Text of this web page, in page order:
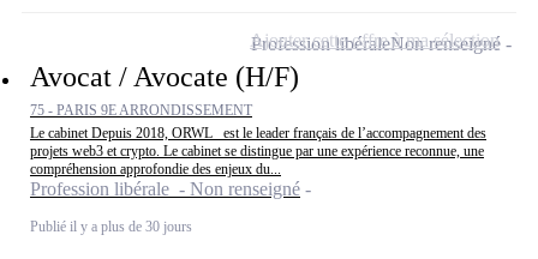
Avocat / Avocate (H/F)
75 - PARIS 9E ARRONDISSEMENT
Le cabinet Depuis 2018, ORWL_ est le leader français de l’accompagnement des
projets web3 et crypto. Le cabinet se distingue par une expérience reconnue, une
compréhension approfondie des enjeux du...
Profession libérale - Non renseigné
Publié il y a plus de 30 jours
Profession libéraleNon renseigné
Ajouter cette offre à ma sélection